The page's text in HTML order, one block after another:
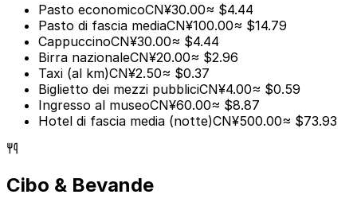
Pasto economicoCN¥30.00≈ $4.44
Pasto di fascia mediaCN¥100.00≈ $14.79
CappuccinoCN¥30.00≈ $4.44
Birra nazionaleCN¥20.00≈ $2.96
Taxi (al km)CN¥2.50≈ $0.37
Biglietto dei mezzi pubbliciCN¥4.00≈ $0.59
Ingresso al museoCN¥60.00≈ $8.87
Hotel di fascia media (notte)CN¥500.00≈ $73.93
Cibo & Bevande